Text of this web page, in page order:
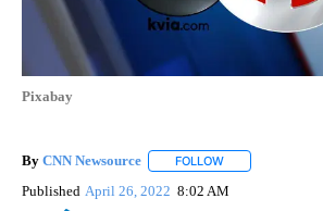
Pixabay
By CNN Newsource FOLLOW
Published April 26, 2022 8:02 AM